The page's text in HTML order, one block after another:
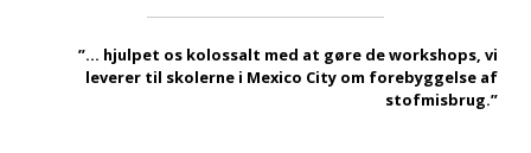
”... hjulpet os kolossalt med at gøre de workshops, vi
leverer til skolerne i Mexico City om forebyggelse af
stofmisbrug.”